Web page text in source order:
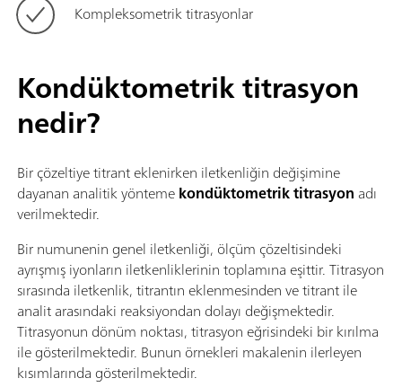
Kompleksometrik titrasyonlar
Kondüktometrik titrasyon
nedir?
Bir çözeltiye titrant eklenirken iletkenliğin değişimine
dayanan analitik yöntemekondüktometrik titrasyon adı
verilmektedir.
Bir numunenin genel iletkenliği, ölçüm çözeltisindeki
ayrışmış iyonların iletkenliklerinin toplamına eşittir. Titrasyon
sırasında iletkenlik, titrantın eklenmesinden ve titrant ile
analit arasındaki reaksiyondan dolayı değişmektedir.
Titrasyonun dönüm noktası, titrasyon eğrisindeki bir kırılma
ile gösterilmektedir. Bunun örnekleri makalenin ilerleyen
kısımlarında gösterilmektedir.